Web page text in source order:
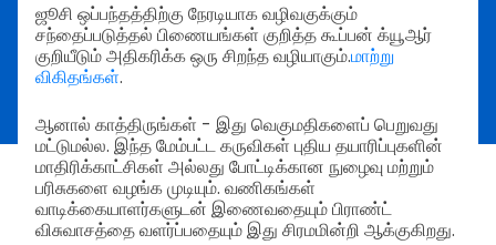
ஜூசி ஒப்பந்தத்திற்கு நேரடியாக வழிவகுக்கும்
சந்தைப்படுத்தல் பிணையங்கள் குறித்த கூப்பன் க்யூஆர்
குறியீடும் அதிகரிக்க ஒரு சிறந்த வழியாகும்.மாற்று
விகிதங்கள்.
ஆனால் காத்திருங்கள் - இது வெகுமதிகளைப் பெறுவது
மட்டுமல்ல. இந்த மேம்பட்ட கருவிகள் புதிய தயாரிப்புகளின்
மாதிரிக்காட்சிகள் அல்லது போட்டிக்கான நுழைவு மற்றும்
பரிசுகளை வழங்க முடியும். வணிகங்கள்
வாடிக்கையாளர்களுடன் இணைவதையும் பிராண்ட்
விசுவாசத்தை வளர்ப்பதையும் இது சிரமமின்றி ஆக்குகிறது.